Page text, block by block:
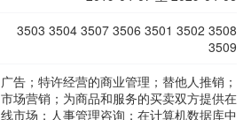
3503 3504 3507 3506 3501 3502 3508
3509
广告；特许经营的商业管理；替他人推销；
市场营销；为商品和服务的买卖双方提供在
线市场；人事管理咨询；在计算机数据库中